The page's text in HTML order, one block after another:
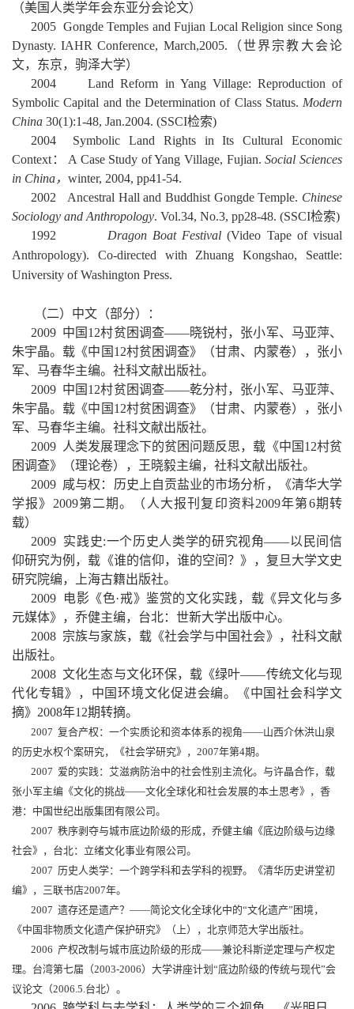
（美国人类学年会东亚分会论文）
2005 Gongde Temples and Fujian Local Religion since Song
Dynasty.IAHR Conference, March,2005. （世界宗教大会论
文，东京，驹泽大学）
2004
Land Reform in Yang Village: Reproduction of
Symbolic Capital and the Determination of Class Status. Modern
China 30(1):1-48, Jan.2004. (SSCI检索)
2004
Symbolic Land Rights in Its Cultural Economic
Context ： A Case Study of Yang Village, Fujian.Social Sciences
in China， winter, 2004, pp41-54.
2002
Ancestral Hall and Buddhist Gongde Temple. Chinese
Sociology and Anthropology. Vol.34, No.3, pp28-48. (SSCI检索)
1992
Dragon Boat Festival (Video Tape of visual
Anthropology). Co-directed with Zhuang Kongshao, Seattle:
University of Washington Press.
（二）中文（部分）：
2009 中国 12村贫困调查——晓锐村，张小军、马亚萍、
朱宇晶。载《中国 12村贫困调查》（甘肃、内蒙卷），张小
军、马春华主编。社科文献出版社。
2009 中国 12村贫困调查——乾分村，张小军、马亚萍、
朱宇晶。载《中国 12村贫困调查》（甘肃、内蒙卷），张小
军、马春华主编。社科文献出版社。
2009 人类发展理念下的贫困问题反思，载《中国 12村贫
困调查》（理论卷），王晓毅主编，社科文献出版社。
2009 咸与权：历史上自贡盐业的市场分析，《清华大学
学报》 2009第二期。（人大报刊复印资料2009年第6期转
载）
2009 实践史:一个历史人类学的研究视角——以民间信
仰研究为例，载《谁的信仰，谁的空间？》，复旦大学文史
研究院编，上海古籍出版社。
2009
电影《色·戒》鉴赏的文化实践，载《异文化与多
元媒体》，乔健主编，台北：世新大学出版中心。
2008 宗族与家族，载《社会学与中国社会》，社科文献
出版社。
2008 文化生态与文化环保，载《绿叶——传统文化与现
代化专辑》，中国环境文化促进会编。《中国社会科学文
摘》 2008年12期转摘。
2007 复合产权：一个实质论和资本体系的视角——山西介休洪山泉
的历史水权个案研究，《社会学研究》， 2007年第4期。
2007 爱的实践：艾滋病防治中的社会性别主流化。与许晶合作，载
张小军主编 《文化的挑战——文化全球化和社会发展的本土思考》，香
港：中国世纪出版集团有限公司。
2007 秩序剥夺与城市底边阶级的形成，乔健主编《底边阶级与边缘
社会》，台北：立绪文化事业有限公司。
2007 历史人类学：一个跨学科和去学科的视野。《清华历史讲堂初
编》，三联书店2007年。
2007 遗存还是遗产？ ——简论文化全球化中的“文化遗产”困境，
《中国非物质文化遗产保护研究》（上），北京师范大学出版社。
2006 产权改制与城市底边阶级的形成——兼论科斯逆定理与产权定
理。台湾第七届（2003-2006）大学讲座计划“底边阶级的传统与现代”会
议论文（2006.5.台北）。